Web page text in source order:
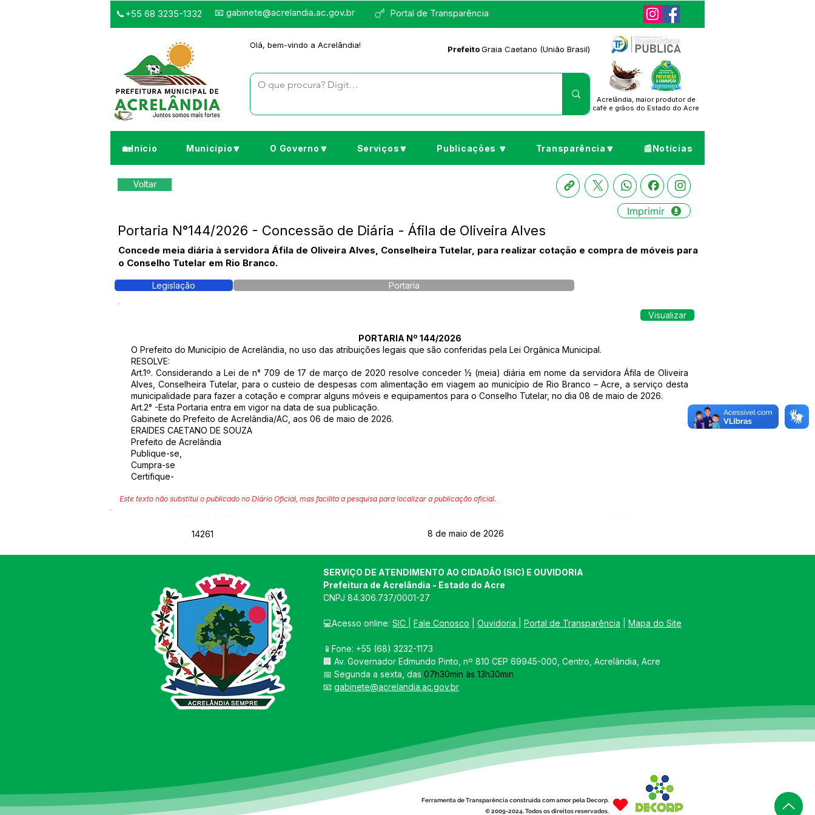
Portal de Transparência
📞+55 68 3235-1332 📧 gabinete@acrelandia.ac.gov.br
Olá, bem-vindo a Acrelândia! PrefeitoGraia Caetano (União Brasil)
Acrelândia, maior produtor de
café e grãos do Estado do Acre
🏡Início Município🔽 O Governo🔽 Serviços🔽 Publicações 🔽 Transparência🔽 📰Notícias
Voltar
Imprimir
Portaria N°144/2026 - Concessão de Diária - Áfila de Oliveira Alves
Concede meia diária à servidora Áfila de Oliveira Alves, Conselheira Tutelar, para realizar cotação e compra de móveis para
o Conselho Tutelar em Rio Branco.
Legislação Portaria
Visualizar
PORTARIA Nº 144/2026
O Prefeito do Município de Acrelândia, no uso das atribuições legais que são conferidas pela Lei Orgânica Municipal.
RESOLVE:
Art.1º. Considerando a Lei de n° 709 de 17 de março de 2020 resolve conceder ½ (meia) diária em nome da servidora Áfila de Oliveira
Alves, Conselheira Tutelar, para o custeio de despesas com alimentação em viagem ao município de Rio Branco – Acre, a serviço desta
municipalidade para fazer a cotação e comprar alguns móveis e equipamentos para o Conselho Tutelar, no dia 08 de maio de 2026.
Art.2° -Esta Portaria entra em vigor na data de sua publicação.
Gabinete do Prefeito de Acrelândia/AC, aos 06 de maio de 2026.
ERAIDES CAETANO DE SOUZA
Prefeito de Acrelândia
Publique-se,
Cumpra-se
Certifique-
Este texto não substitui o publicado no Diário Oficial, mas facilita a pesquisa para localizar a publicação oficial.
14261
8 de maio de 2026
SERVIÇO DE ATENDIMENTO AO CIDADÃO (SIC) E OUVIDORIA
Prefeitura de Acrelândia - Estado do Acre
CNPJ 84.306.737/0001-27
💻Acesso online: SIC Fale Conosco Ouvidoria Portal de Transparência Mapa do Site
📱Fone: +55 (68) 3232-1173
🏢 Av. Governador Edmundo Pinto, nº 810 CEP 69945-000, Centro, Acrelândia, Acre
📅 Segunda a sexta, das 07h30min às 13h30min
📧 gabinete@acrelandia.ac.gov.br
Ferramenta de Transparência construída com amor pela Decorp.
© 2009-2024. Todos os direitos reservados.